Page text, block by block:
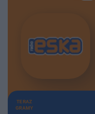
TERAZ
GRAMY